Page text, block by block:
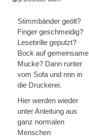
Stimmbänder geölt?
Finger geschmeidig?
Lesebrille geputzt?
Bock auf gemeinsame
Mucke? Dann runter
vom Sofa und rein in
die Druckerei.
Hier werden wieder
unter Anleitung aus
ganz normalen
Menschen